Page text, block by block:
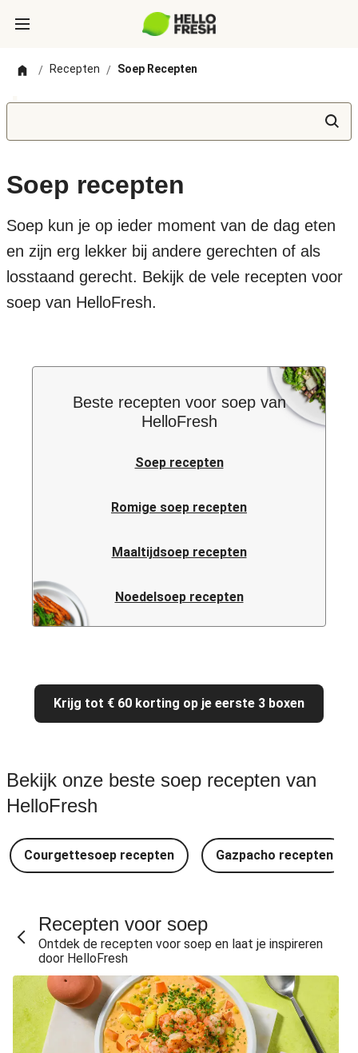
/ Recepten / Soep Recepten
Soep recepten
Soep kun je op ieder moment van de dag eten
en zijn erg lekker bij andere gerechten of als
losstaand gerecht. Bekijk de vele recepten voor
soep van HelloFresh.
Beste recepten voor soep van
HelloFresh
Soep recepten
Romige soep recepten
Maaltijdsoep recepten
Noedelsoep recepten
Krijg tot € 60 korting op je eerste 3 boxen
Bekijk onze beste soep recepten van
HelloFresh
Courgettesoep recepten Gazpacho recepten
Recepten voor soep
Ontdek de recepten voor soep en laat je inspireren
door HelloFresh